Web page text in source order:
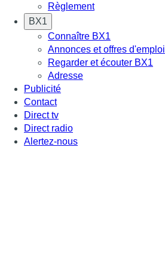
Règlement
BX1
Connaître BX1
Annonces et offres d'emploi
Regarder et écouter BX1
Adresse
Publicité
Contact
Direct tv
Direct radio
Alertez-nous